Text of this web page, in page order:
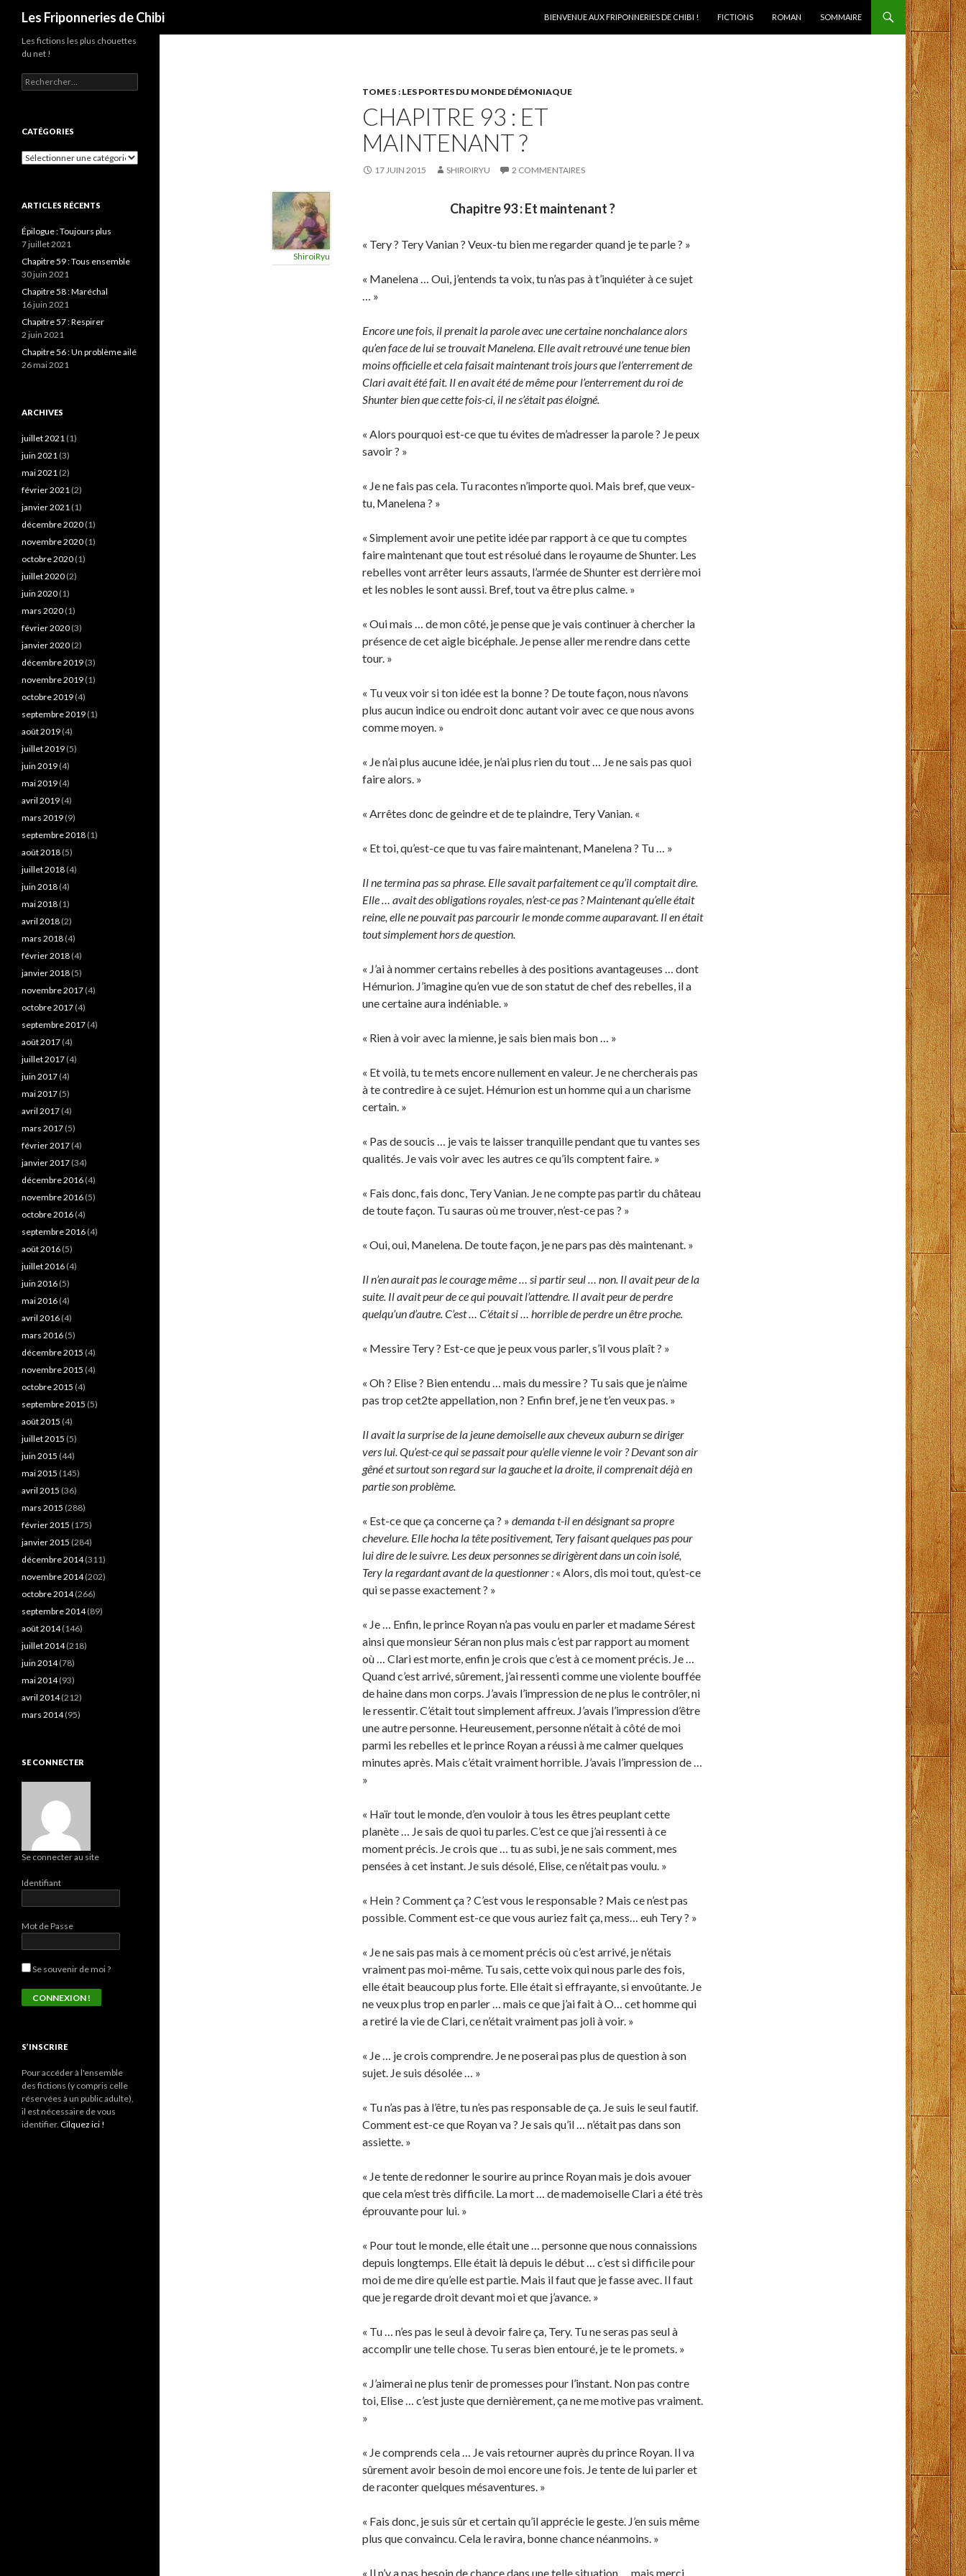
Les Friponneries de Chibi
BIENVENUE AUX FRIPONNERIES DE CHIBI !
FICTIONS ROMAN SOMMAIRE
TOME 5 : LES PORTES DU MONDE DÉMONIAQUE
CHAPITRE 93 : ET
MAINTENANT ?
17 JUIN 2015 SHIROIRYU 2 COMMENTAIRES
ShiroiRyu
Chapitre 93 : Et maintenant ?
« Tery ? Tery Vanian ? Veux-tu bien me regarder quand je te parle ? »
« Manelena … Oui, j’entends ta voix, tu n’as pas à t’inquiéter à ce sujet
… »
Encore une fois, il prenait la parole avec une certaine nonchalance alors
qu’en face de lui se trouvait Manelena. Elle avait retrouvé une tenue bien
moins officielle et cela faisait maintenant trois jours que l’enterrement de
Clari avait été fait. Il en avait été de même pour l’enterrement du roi de
Shunter bien que cette fois-ci, il ne s’était pas éloigné.
« Alors pourquoi est-ce que tu évites de m’adresser la parole ? Je peux
savoir ? »
« Je ne fais pas cela. Tu racontes n’importe quoi. Mais bref, que veux-
tu, Manelena ? »
« Simplement avoir une petite idée par rapport à ce que tu comptes
faire maintenant que tout est résolué dans le royaume de Shunter. Les
rebelles vont arrêter leurs assauts, l’armée de Shunter est derrière moi
et les nobles le sont aussi. Bref, tout va être plus calme. »
« Oui mais … de mon côté, je pense que je vais continuer à chercher la
présence de cet aigle bicéphale. Je pense aller me rendre dans cette
tour. »
« Tu veux voir si ton idée est la bonne ? De toute façon, nous n’avons
plus aucun indice ou endroit donc autant voir avec ce que nous avons
comme moyen. »
« Je n’ai plus aucune idée, je n’ai plus rien du tout … Je ne sais pas quoi
faire alors. »
« Arrêtes donc de geindre et de te plaindre, Tery Vanian. «
« Et toi, qu’est-ce que tu vas faire maintenant, Manelena ? Tu … »
Il ne termina pas sa phrase. Elle savait parfaitement ce qu’il comptait dire.
Elle … avait des obligations royales, n’est-ce pas ? Maintenant qu’elle était
reine, elle ne pouvait pas parcourir le monde comme auparavant. Il en était
tout simplement hors de question.
« J’ai à nommer certains rebelles à des positions avantageuses … dont
Hémurion. J’imagine qu’en vue de son statut de chef des rebelles, il a
une certaine aura indéniable. »
« Rien à voir avec la mienne, je sais bien mais bon … »
« Et voilà, tu te mets encore nullement en valeur. Je ne chercherais pas
à te contredire à ce sujet. Hémurion est un homme qui a un charisme
certain. »
« Pas de soucis … je vais te laisser tranquille pendant que tu vantes ses
qualités. Je vais voir avec les autres ce qu’ils comptent faire. »
« Fais donc, fais donc, Tery Vanian. Je ne compte pas partir du château
de toute façon. Tu sauras où me trouver, n’est-ce pas ? »
« Oui, oui, Manelena. De toute façon, je ne pars pas dès maintenant. »
Il n’en aurait pas le courage même … si partir seul … non. Il avait peur de la
suite. Il avait peur de ce qui pouvait l’attendre. Il avait peur de perdre
quelqu’un d’autre. C’est … C’était si … horrible de perdre un être proche.
« Messire Tery ? Est-ce que je peux vous parler, s’il vous plaît ? »
« Oh ? Elise ? Bien entendu … mais du messire ? Tu sais que je n’aime
pas trop cet2te appellation, non ? Enfin bref, je ne t’en veux pas. »
Il avait la surprise de la jeune demoiselle aux cheveux auburn se diriger
vers lui. Qu’est-ce qui se passait pour qu’elle vienne le voir ? Devant son air
gêné et surtout son regard sur la gauche et la droite, il comprenait déjà en
partie son problème.
« Est-ce que ça concerne ça ? » demanda t-il en désignant sa propre
chevelure. Elle hocha la tête positivement, Tery faisant quelques pas pour
lui dire de le suivre. Les deux personnes se dirigèrent dans un coin isolé,
Tery la regardant avant de la questionner : « Alors, dis moi tout, qu’est-ce
qui se passe exactement ? »
« Je … Enfin, le prince Royan n’a pas voulu en parler et madame Sérest
ainsi que monsieur Séran non plus mais c’est par rapport au moment
où … Clari est morte, enfin je crois que c’est à ce moment précis. Je …
Quand c’est arrivé, sûrement, j’ai ressenti comme une violente bouffée
de haine dans mon corps. J’avais l’impression de ne plus le contrôler, ni
le ressentir. C’était tout simplement affreux. J’avais l’impression d’être
une autre personne. Heureusement, personne n’était à côté de moi
parmi les rebelles et le prince Royan a réussi à me calmer quelques
minutes après. Mais c’était vraiment horrible. J’avais l’impression de …
»
« Haïr tout le monde, d’en vouloir à tous les êtres peuplant cette
planète … Je sais de quoi tu parles. C’est ce que j’ai ressenti à ce
moment précis. Je crois que … tu as subi, je ne sais comment, mes
pensées à cet instant. Je suis désolé, Elise, ce n’était pas voulu. »
« Hein ? Comment ça ? C’est vous le responsable ? Mais ce n’est pas
possible. Comment est-ce que vous auriez fait ça, mess… euh Tery ? »
« Je ne sais pas mais à ce moment précis où c’est arrivé, je n’étais
vraiment pas moi-même. Tu sais, cette voix qui nous parle des fois,
elle était beaucoup plus forte. Elle était si effrayante, si envoûtante. Je
ne veux plus trop en parler … mais ce que j’ai fait à O… cet homme qui
a retiré la vie de Clari, ce n’était vraiment pas joli à voir. »
« Je … je crois comprendre. Je ne poserai pas plus de question à son
sujet. Je suis désolée … »
« Tu n’as pas à l’être, tu n’es pas responsable de ça. Je suis le seul fautif.
Comment est-ce que Royan va ? Je sais qu’il … n’était pas dans son
assiette. »
« Je tente de redonner le sourire au prince Royan mais je dois avouer
que cela m’est très difficile. La mort … de mademoiselle Clari a été très
éprouvante pour lui. »
« Pour tout le monde, elle était une … personne que nous connaissions
depuis longtemps. Elle était là depuis le début … c’est si difficile pour
moi de me dire qu’elle est partie. Mais il faut que je fasse avec. Il faut
que je regarde droit devant moi et que j’avance. »
« Tu … n’es pas le seul à devoir faire ça, Tery. Tu ne seras pas seul à
accomplir une telle chose. Tu seras bien entouré, je te le promets. »
« J’aimerai ne plus tenir de promesses pour l’instant. Non pas contre
toi, Elise … c’est juste que dernièrement, ça ne me motive pas vraiment.
»
« Je comprends cela … Je vais retourner auprès du prince Royan. Il va
sûrement avoir besoin de moi encore une fois. Je tente de lui parler et
de raconter quelques mésaventures. »
« Fais donc, je suis sûr et certain qu’il apprécie le geste. J’en suis même
plus que convaincu. Cela le ravira, bonne chance néanmoins. »
« Il n’y a pas besoin de chance dans une telle situation … mais merci
Les fictions les plus chouettes
du net !
Rechercher :
CATÉGORIES
Catégories
ARTICLES RÉCENTS
Épilogue : Toujours plus
7 juillet 2021
Chapitre 59 : Tous ensemble
30 juin 2021
Chapitre 58 : Maréchal
16 juin 2021
Chapitre 57 : Respirer
2 juin 2021
Chapitre 56 : Un problème ailé
26 mai 2021
ARCHIVES
juillet 2021 (1)
juin 2021 (3)
mai 2021 (2)
février 2021 (2)
janvier 2021 (1)
décembre 2020 (1)
novembre 2020 (1)
octobre 2020 (1)
juillet 2020 (2)
juin 2020 (1)
mars 2020 (1)
février 2020 (3)
janvier 2020 (2)
décembre 2019 (3)
novembre 2019 (1)
octobre 2019 (4)
septembre 2019 (1)
août 2019 (4)
juillet 2019 (5)
juin 2019 (4)
mai 2019 (4)
avril 2019 (4)
mars 2019 (9)
septembre 2018 (1)
août 2018 (5)
juillet 2018 (4)
juin 2018 (4)
mai 2018 (1)
avril 2018 (2)
mars 2018 (4)
février 2018 (4)
janvier 2018 (5)
novembre 2017 (4)
octobre 2017 (4)
septembre 2017 (4)
août 2017 (4)
juillet 2017 (4)
juin 2017 (4)
mai 2017 (5)
avril 2017 (4)
mars 2017 (5)
février 2017 (4)
janvier 2017 (34)
décembre 2016 (4)
novembre 2016 (5)
octobre 2016 (4)
septembre 2016 (4)
août 2016 (5)
juillet 2016 (4)
juin 2016 (5)
mai 2016 (4)
avril 2016 (4)
mars 2016 (5)
décembre 2015 (4)
novembre 2015 (4)
octobre 2015 (4)
septembre 2015 (5)
août 2015 (4)
juillet 2015 (5)
juin 2015 (44)
mai 2015 (145)
avril 2015 (36)
mars 2015 (288)
février 2015 (175)
janvier 2015 (284)
décembre 2014(311)
novembre 2014(202)
octobre 2014(266)
septembre 2014(89)
août 2014(146)
juillet 2014(218)
juin 2014(78)
mai 2014(93)
avril 2014(212)
mars 2014(95)
SE CONNECTER
Se connecter au site
Identifiant
Mot de Passe
Se souvenir de moi ?
S’INSCRIRE
Pour accéder à l'ensemble
des fictions (y compris celle
réservées à un public adulte),
il est nécessaire de vous
identifier. Cilquez ici !